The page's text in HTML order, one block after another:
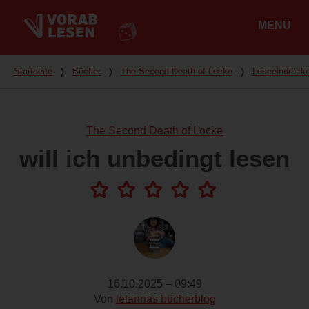
MENÜ
Du bist hier
Startseite ❭ Bücher ❭ The Second Death of Locke ❭
The Second Death of Locke
will ich unbedingt lesen
16.10.2025 – 09:49
Von letannas bücherblog